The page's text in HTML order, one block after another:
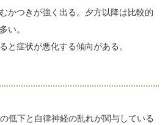
かつきが強く出る。夕方以降は比較的
い。
と症状が悪化する傾向がある。
低下と自律神経の乱れが関与している